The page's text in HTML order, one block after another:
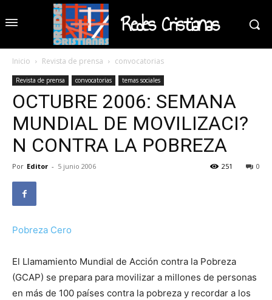
Redes Cristianas
Inicio Revista de prensa convocatorias
Revista de prensa convocatorias temas sociales
OCTUBRE 2006: SEMANA
MUNDIAL DE MOVILIZACI?
N CONTRA LA POBREZA
Por Editor - 5 junio 2006 0
251
Pobreza Cero
El Llamamiento Mundial de Acción contra la Pobreza
(GCAP) se prepara para movilizar a millones de personas
en más de 100 países contra la pobreza y recordar a los